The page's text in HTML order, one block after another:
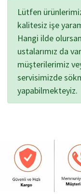
Lütfen
kalitesiz işe
Hangi ilde
ustalarımız da
müşterilerimiz
servisimizde
yapabilmekteyiz.